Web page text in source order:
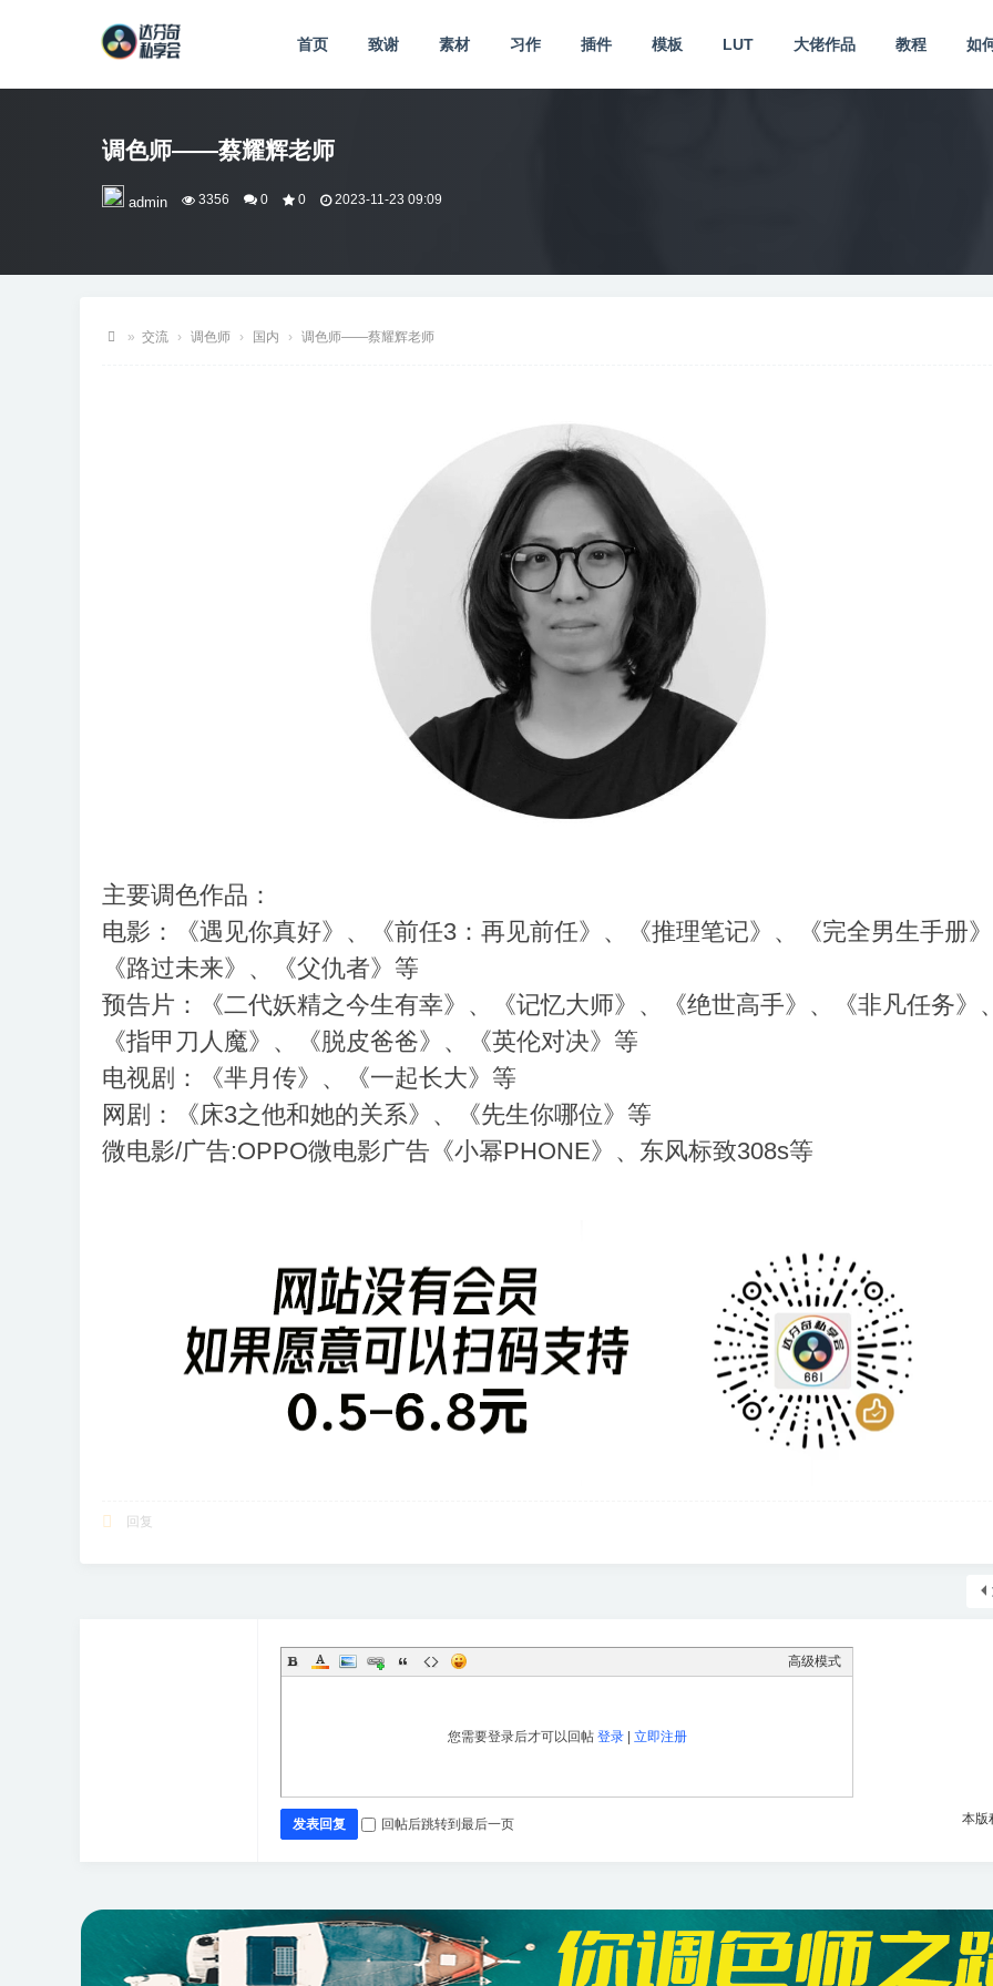
首页 致谢 素材 习作 插件 模板 LUT 大佬作品 教程 如
调色师——蔡耀辉老师
admin 3356 0 0 2023-11-23 09:09
» 交流 › 调色师 › 国内 › 调色师——蔡耀辉老师
主要调色作品：
电影：《遇见你真好》、《前任3：再见前任》、《推理笔记》、《完全男生手册
《路过未来》、《父仇者》等
预告片：《二代妖精之今生有幸》、《记忆大师》、《绝世高手》、《非凡任务》
《指甲刀人魔》、《脱皮爸爸》、《英伦对决》等
电视剧：《芈月传》、《一起长大》等
网剧：《床3之他和她的关系》、《先生你哪位》等
微电影/广告:OPPO微电影广告《小幂PHONE》、东风标致308s等
回复
高级模式
您需要登录后才可以回帖 登录| 立即注册
本版
发表回复 回帖后跳转到最后一页